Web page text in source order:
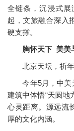
全链条，沉浸式展
起，文旅融合深入
硬支撑。
胸怀天下 美美
北京天坛，祈年
今年5月，中美
建筑中体悟“天圆地
心灵距离。源远流
厚的文化内涵。